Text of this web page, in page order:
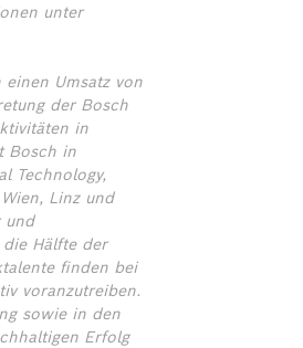
unter
Umsatz von
der Bosch
in
Bosch in
Technology,
Linz und
und
die Hälfte der
finden bei
voranzutreiben.
sowie in den
Erfolg